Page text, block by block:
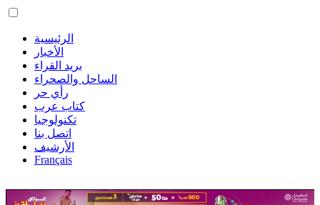
الرئيسية
الأخبار
بريد القراء
الساحل والصحراء
رأي حر
كتاب عرب
تكنولوجيا
اتصل بنا
الأرشيف
Français